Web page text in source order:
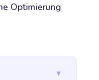
Optimierung
▼